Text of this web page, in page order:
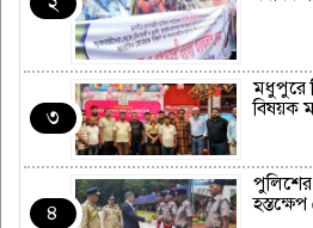
৩
মধুপুরে
বিষয়ক
৪
হস্তক্ষেপ